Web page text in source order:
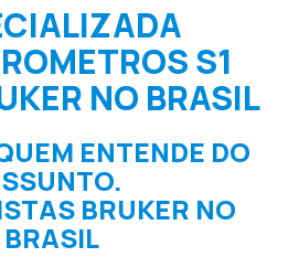
S1
NO BRASIL
ENTENDE DO
BRUKER NO
BRASIL